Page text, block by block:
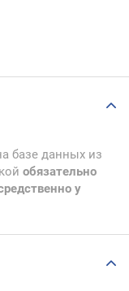
базе данных из
обязательно
у